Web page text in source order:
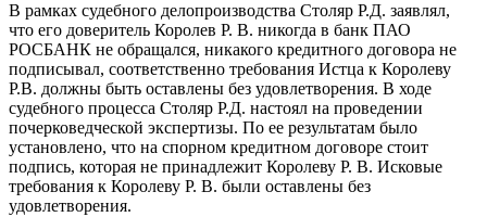
В рамках судебного делопроизводства Столяр Р.Д. заявлял,
что его доверитель Королев Р. В. никогда в банк ПАО
РОСБАНК не обращался, никакого кредитного договора не
подписывал, соответственно требования Истца к Королеву
Р.В. должны быть оставлены без удовлетворения. В ходе
судебного процесса Столяр Р.Д. настоял на проведении
почерковедческой экспертизы. По ее результатам было
установлено, что на спорном кредитном договоре стоит
подпись, которая не принадлежит Королеву Р. В. Исковые
требования к Королеву Р. В. были оставлены без
удовлетворения.